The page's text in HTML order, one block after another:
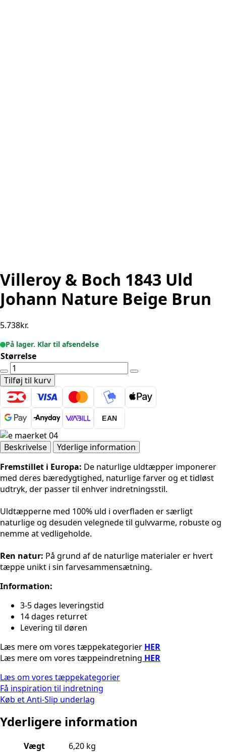
Villeroy & Boch 1843 Uld
Johann Nature Beige Brun
5.738kr.
På lager. Klar til afsendelse
Størrelse
Villeroy
&
Boch
1843
Uld
Johann
Nature
Beige
Brun
antal
Tilføj til kurv
EAN
Beskrivelse
Yderlige information
Fremstillet i Europa: De naturlige uldtæpper imponerer
med deres bæredygtighed, naturlige farver og et tidløst
udtryk, der passer til enhver indretningsstil.
Uldtæpperne med 100% uld i overfladen er særligt
naturlige og desuden velegnede til gulvvarme, robuste og
nemme at vedligeholde.
Ren natur: På grund af de naturlige materialer er hvert
tæppe unikt i sin farvesammensætning.
Information:
3-5 dages leveringstid
14 dages returret
Levering til døren
Læs mere om vores tæppekategorier HER
Læs mere om vores tæppeindretning HER
Læs om vores tæppekategorier
Få inspiration til indretning
Køb et Anti-Slip underlag
Yderligere information
Vægt
6,20 kg